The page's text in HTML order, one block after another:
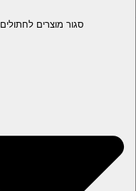
סגור מוצרים לחתולים